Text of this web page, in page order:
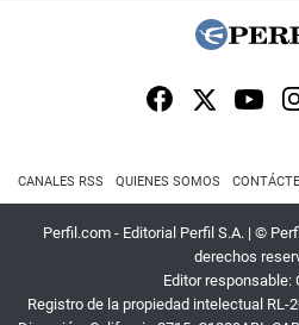
CANALES RSS QUIENES SOMOS
Perfil.com - Editorial Perfil S.A. | ©
derechos
Editor responsable:
Registro de la propiedad intelectual RL-